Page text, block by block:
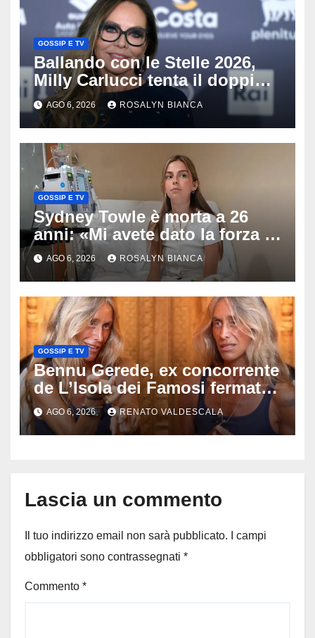
GOSSIP E TV
Ballando con le Stelle 2026,
Milly Carlucci tenta il doppio
colpo: tra i papabili Ornella
Muti e Monica Guerritore
AGO 6, 2026 ROSALYN BIANCA
GOSSIP E TV
Sydney Towle è morta a 26
anni: «Mi avete dato la forza di
andare avanti», l’ultimo
messaggio dell’influencer
commuove i fan
AGO 6, 2026 ROSALYN BIANCA
GOSSIP E TV
Bennu Gerede, ex concorrente
de L’Isola dei Famosi fermata
dopo una diretta: cosa ha
mostrato e perché ora rischia
un processo
AGO 6, 2026 RENATO VALDESCALA
Lascia un commento
Il tuo indirizzo email non sarà pubblicato.
I campi
obbligatori sono contrassegnati *
Commento *